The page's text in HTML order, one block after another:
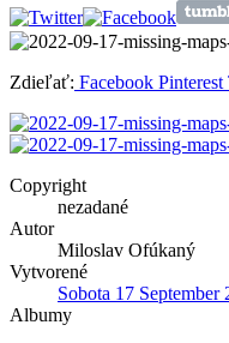
Zdieľať: Facebook Pinterest
Copyright
nezadané
Autor
Miloslav Ofúkaný
Vytvorené
Sobota 17 September
Albumy